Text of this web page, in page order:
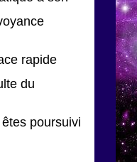
rapide
du
poursuivi